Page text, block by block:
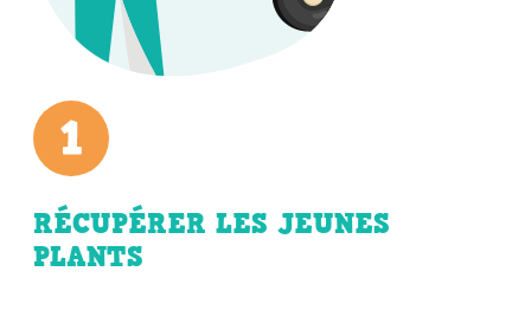
RÉCUPÉRER LES JEUNES
PLANTS